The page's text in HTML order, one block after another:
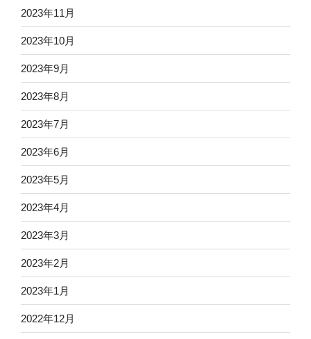
2023年11月
2023年10月
2023年9月
2023年8月
2023年7月
2023年6月
2023年5月
2023年4月
2023年3月
2023年2月
2023年1月
2022年12月